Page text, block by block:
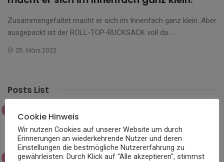
Zusammengefaltet macht er sich im Innenfach ganz klein. Aber
ausgepackt ist der ROLL-TOP-RUCKSACK voll da. ...
25. März 2022
Posts List
Die Wissenschaft hinter atmungsaktiven
Skistoffen
Cookie Hinweis
Wir nutzen Cookies auf unserer Website um durch
Erinnerungen an wiederkehrende Nutzer und deren
Einstellungen die bestmögliche Nutzererfahrung zu
gewährleisten. Durch Klick auf "Alle akzeptieren", stimmst